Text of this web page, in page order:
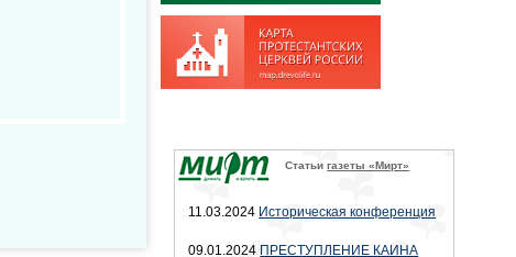
Статьигазеты «Мирт»
11.03.2024 Историческая конференция
09.01.2024 ПРЕСТУПЛЕНИЕ КАИНА